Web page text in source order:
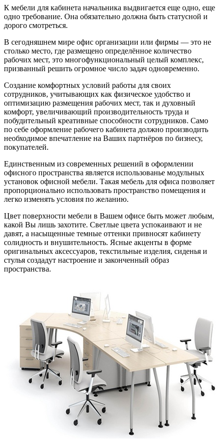
К мебели для кабинета начальника выдвигается еще одно, еще
одно требование. Она обязательно должна быть статусной и
дорого смотреться.
В сегодняшнем мире офис организации или фирмы — это не
столько место, где размещено определённое количество
рабочих мест, это многофункциональный целый комплекс,
призванный решить огромное число задач одновременно.
Создание комфортных условий работы для своих
сотрудников, учитывающих как физическое удобство и
оптимизацию размещения рабочих мест, так и духовный
комфорт, увеличивающий производительность труда и
побудительный креативные способности сотрудников. Само
по себе оформление рабочего кабинета должно производить
необходимое впечатление на Ваших партнёров по бизнесу,
покупателей.
Единственным из современных решений в оформлении
офисного пространства является использованье модульных
установок офисной мебели. Такая мебель для офиса позволяет
пропорционально использовать пространство помещения и
легко изменять условия по желанию.
Цвет поверхности мебели в Вашем офисе быть может любым,
какой Вы лишь захотите. Светлые цвета успокаивают и не
давят, а насыщенные темные оттенки привносят кабинету
солидность и внушительность. Ясные акценты в форме
оригинальных аксессуаров, текстильные изделия, сиденья и
стулья создадут настроение и законченный образ
пространства.